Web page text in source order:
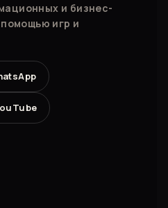
и бизнес-
игр и